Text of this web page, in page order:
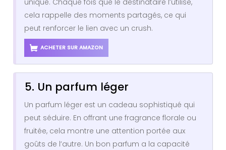
unique. Chaque fois que le destinataire l’utilise,
cela rappelle des moments partagés, ce qui
peut renforcer le lien avec un crush.
ACHETER SUR AMAZON
5. Un parfum léger
Un parfum léger est un cadeau sophistiqué qui
peut séduire. En offrant une fragrance florale ou
fruitée, cela montre une attention portée aux
goûts de l’autre. Un bon parfum a la capacité